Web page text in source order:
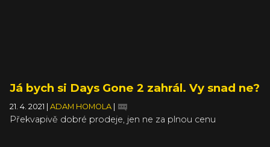
Já bych si Days Gone 2 zahrál. Vy snad ne?
21. 4. 2021 ADAM HOMOLA
Překvapivě dobré prodeje, jen ne za plnou cenu